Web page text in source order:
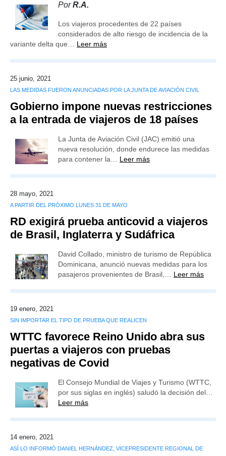
PorR.A.
Los viajeros procedentes de 22 países
considerados de alto riesgo de incidencia de la
variante delta que… Leer más
25 junio, 2021
LAS MEDIDAS FUERON ANUNCIADAS POR LA JUNTA DE AVIACIÓN CIVIL
Gobierno impone nuevas restricciones
a la entrada de viajeros de 18 países
La Junta de Aviación Civil (JAC) emitió una
nueva resolución, donde endurece las medidas
para contener la… Leer más
28 mayo, 2021
A PARTIR DEL PRÓXIMO LUNES 31 DE MAYO
RD exigirá prueba anticovid a viajeros
de Brasil, Inglaterra y Sudáfrica
David Collado, ministro de turismo de República
Dominicana, anunció nuevas medidas para los
pasajeros provenientes de Brasil,… Leer más
19 enero, 2021
SIN IMPORTAR EL TIPO DE PRUEBA QUE REALICEN
WTTC favorece Reino Unido abra sus
puertas a viajeros con pruebas
negativas de Covid
El Consejo Mundial de Viajes y Turismo (WTTC,
por sus siglas en inglés) saludó la decisión del…
Leer más
14 enero, 2021
ASÍ LO INFORMÓ DANIEL HERNÁNDEZ, VICEPRESIDENTE REGIONAL DE